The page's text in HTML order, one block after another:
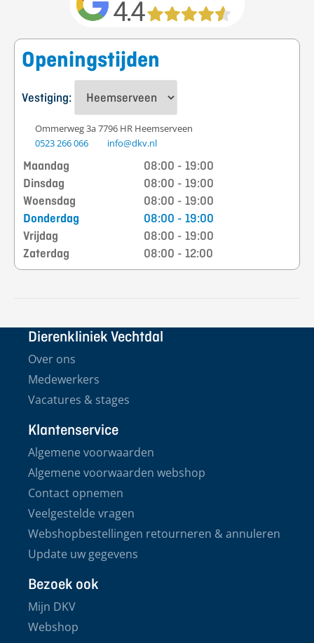
Openingstijden
Vestiging:
Ommerweg 3a 7796 HR Heemserveen
0523 266 066
info@dkv.nl
Maandag
08:00 - 19:00
Dinsdag
08:00 - 19:00
Woensdag
08:00 - 19:00
Donderdag
08:00 - 19:00
Vrijdag
08:00 - 19:00
Zaterdag
08:00 - 12:00
Dierenkliniek Vechtdal
Over ons
Medewerkers
Vacatures & stages
Klantenservice
Algemene voorwaarden
Algemene voorwaarden webshop
Contact opnemen
Veelgestelde vragen
Webshopbestellingen retourneren & annuleren
Update uw gegevens
Bezoek ook
Mijn DKV
Webshop